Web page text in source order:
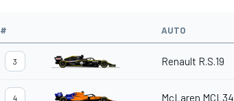
# AUTO
3 Renault R.S.19
4 McLaren MCL34